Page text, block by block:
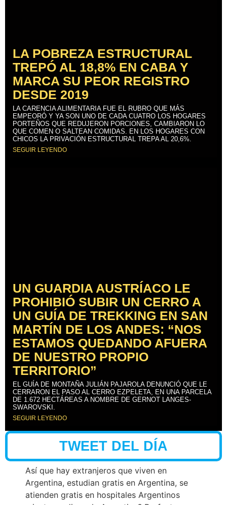
LA POBREZA ESTRUCTURAL
TREPÓ AL 18,8% EN CABA Y
MARCA SU PEOR REGISTRO
DESDE 2019
LA CARENCIA ALIMENTARIA FUE EL RUBRO QUE MÁS
EMPEORÓ Y YA SON UNO DE CADA CUATRO LOS HOGARES
PORTEÑOS QUE REDUJERON PORCIONES, CAMBIARON LO
QUE COMEN O SALTEAN COMIDAS. EN LOS HOGARES CON
CHICOS LA PRIVACIÓN ESTRUCTURAL TREPA AL 20,6%.
SEGUIR LEYENDO
UN GUARDIA AUSTRÍACO LE
PROHIBIÓ SUBIR UN CERRO A
UN GUÍA DE TREKKING EN SAN
MARTÍN DE LOS ANDES: “NOS
ESTAMOS QUEDANDO AFUERA
DE NUESTRO PROPIO
TERRITORIO”
EL GUÍA DE MONTAÑA JULIÁN PAJAROLA DENUNCIÓ QUE LE
CERRARON EL PASO AL CERRO EZPELETA, EN UNA PARCELA
DE 1.672 HECTÁREAS A NOMBRE DE GERNOT LANGES-
SWAROVSKI.
SEGUIR LEYENDO
TWEET DEL DÍA
Así que hay extranjeros que viven en
Argentina, estudian gratis en Argentina, se
atienden gratis en hospitales Argentinos